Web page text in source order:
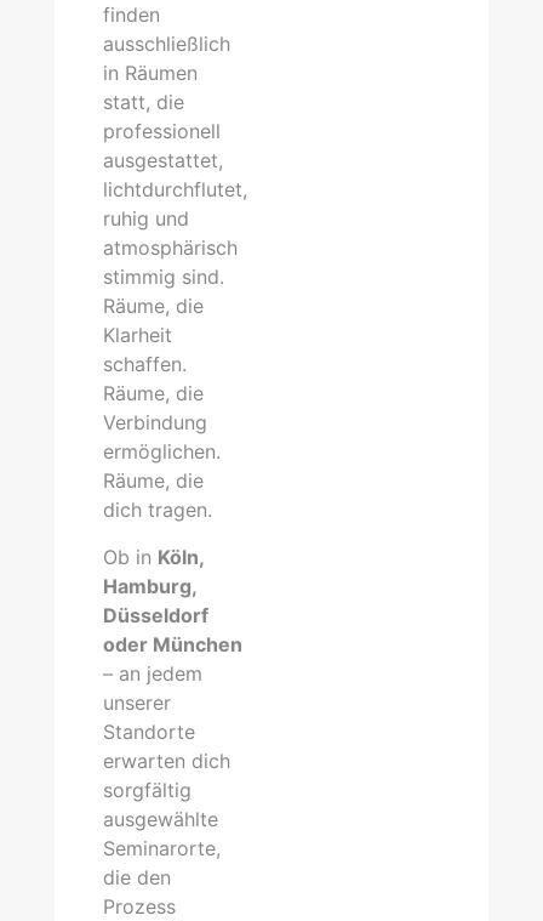
finden
ausschließlich
in Räumen
statt, die
professionell
ausgestattet,
lichtdurchflutet,
ruhig und
atmosphärisch
stimmig sind.
Räume, die
Klarheit
schaffen.
Räume, die
Verbindung
ermöglichen.
Räume, die
dich tragen.
Ob in Köln,
Hamburg,
Düsseldorf
oder München
– an jedem
unserer
Standorte
erwarten dich
sorgfältig
ausgewählte
Seminarorte,
die den
Prozess